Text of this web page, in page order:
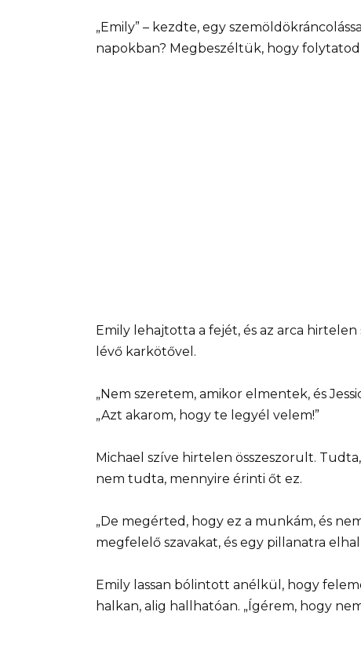
„Emily” – kezdte, egy
napokban? Megbeszéltük, hogy
Emily lehajtotta a fejét, és az arca
lévő karkötővel.
„Nem szeretem, amikor elmentek, és
„Azt akarom, hogy te legyél velem!”
Michael szíve hirtelen összeszorult.
nem tudta, mennyire érinti őt ez.
„De megérted, hogy ez a munkám, és
megfelelő szavakat, és egy pillanatra
Emily lassan bólintott anélkül, hogy
halkan, alig hallhatóan. „Ígérem, hogy